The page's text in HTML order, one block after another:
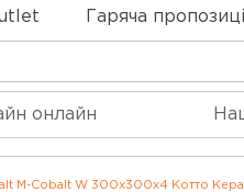
Гаряча
онлайн
M-Cobalt W 300x300x4 Котто